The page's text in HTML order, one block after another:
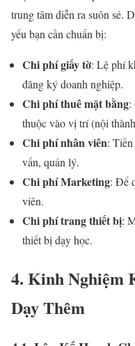
trung tâm diễn ra suôn sẻ.
yếu bạn cần chuẩn bị:
Chi phí giấy tờ: Lệ phí
đăng ký doanh nghiệp.
Chi phí thuê mặt bằng:
thuộc vào vị trí (nội
Chi phí nhân viên:
vấn, quản lý.
Chi phí Marketing: Để
viên.
Chi phí trang thiết bị:
thiết bị dạy học.
4. Kinh Nghiệm
Dạy Thêm